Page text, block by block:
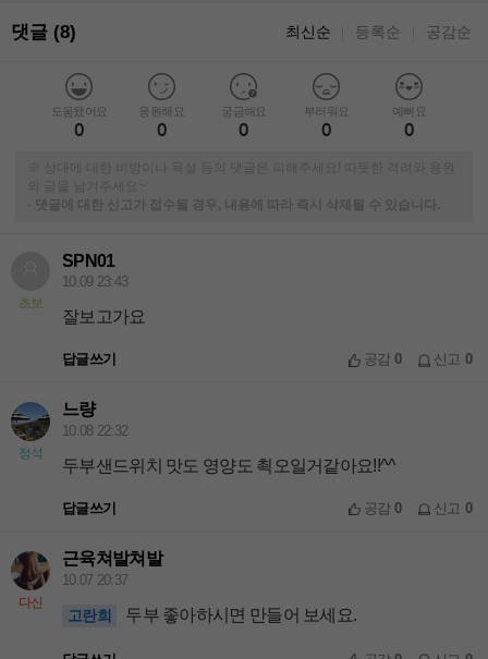
댓글 (8) 최신순 등록순 공감순
도움됐어요
0
응원해요
0
궁금해요
0
부러워요
0
예뻐요
0
※ 상대에 대한 비방이나 욕설 등의 댓글은 피해주세요! 따뜻한 격려와 응원
의 글을 남겨주세요~
-
댓글에 대한 신고가 접수될 경우, 내용에 따라 즉시 삭제될 수 있습니다.
초보
SPN01
10.09 23:43
잘보고가요
답글쓰기 공감0 신고 0
정석
느량
10.08 22:32
두부샌드위치 맛도 영양도 쵝오일거같아요!!^^
답글쓰기 공감0 신고 0
다신
근육쳐발쳐발
10.07 20:37
고란희 두부 좋아하시면 만들어 보세요.